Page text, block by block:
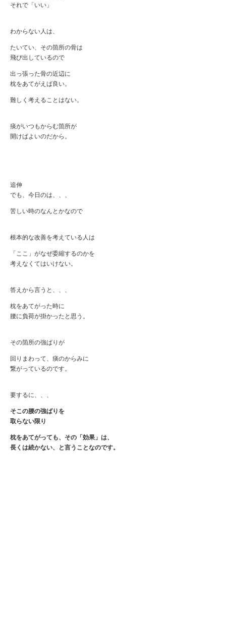
それで「いい」
わからない人は、
たいてい、その箇所の骨は
飛び出しているので
出っ張った骨の近辺に
枕をあてがえば良い。
難しく考えることはない。
痰がいつもからむ箇所が
開けばよいのだから。
追伸
でも、今日のは、、、
苦しい時のなんとかなので
根本的な改善を考えている人は
「ここ」がなぜ委縮するのかを
考えなくてはいけない。
答えから言うと、、、
枕をあてがった時に
腰に負荷が掛かったと思う。
その箇所の強ばりが
回りまわって、痰のからみに
繋がっているのです。
要するに、、、
そこの腰の強ばりを
取らない限り
枕をあてがっても、その「効果」は、
長くは続かない、と言うことなのです。